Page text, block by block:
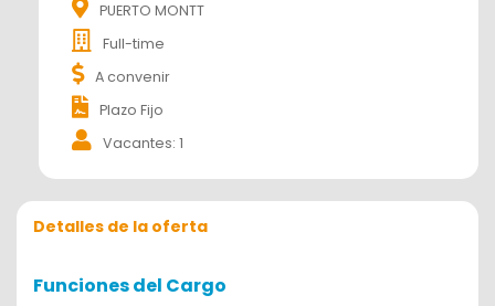
PUERTO MONTT
Full-time
A convenir
Plazo Fijo
Vacantes: 1
Detalles de la oferta
Funciones del Cargo